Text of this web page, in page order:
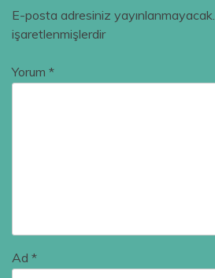
E-posta adresiniz yayınlanmayacak.
işaretlenmişlerdir
Yorum *
Ad *